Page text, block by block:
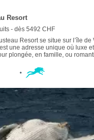
Resort
- dès 5492 CHF
Resort se situe sur l’île de
une adresse unique où luxe
plongée, en famille, ou